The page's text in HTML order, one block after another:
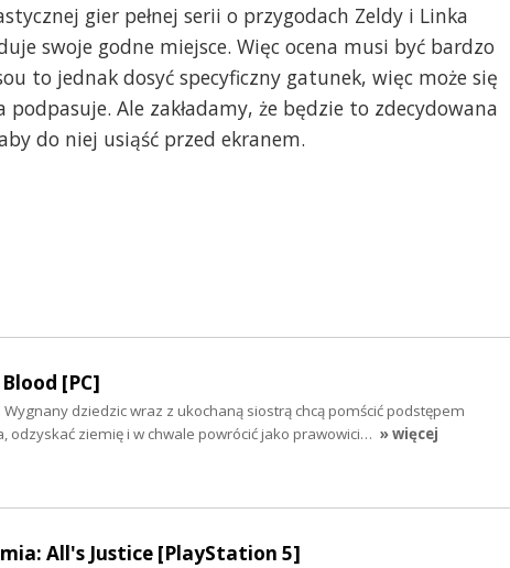
gier pełnej serii o przygodach Zeldy i Linka
swoje godne miejsce. Więc ocena musi być bardzo
to jednak dosyć specyficzny gatunek, więc może się
Ale zakładamy, że będzie to zdecydowana
do niej usiąść przed ekranem.
[PC]
dziedzic wraz z ukochaną siostrą chcą pomścić podstępem
odzyskać ziemię i w chwale powrócić jako prawowici… » więcej
All's Justice [PlayStation 5]